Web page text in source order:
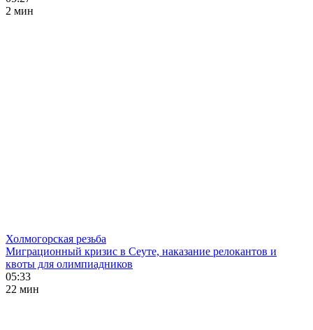
2 мин
Холмогорская резьба
Миграционный кризис в Сеуте, наказание релокантов и
квоты для олимпиадников
05:33
22 мин